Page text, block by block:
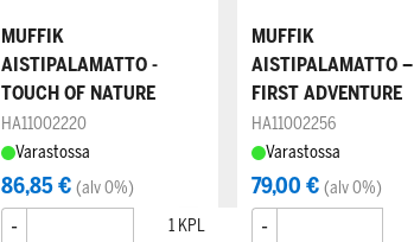
MUFFIK
AISTIPALAMATTO -
TOUCH OF NATURE
HA11002220
Varastossa
86,85 € (alv 0%)
-
MUFFIK
AISTIPALAMATTO –
FIRST ADVENTURE
HA11002256
Varastossa
79,00 € (alv 0%)
-